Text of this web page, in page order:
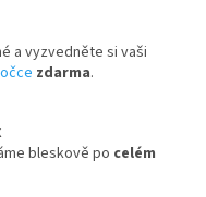
a vyzvedněte si vaši
zdarma.
bleskově po celém